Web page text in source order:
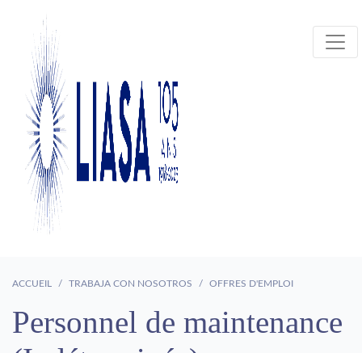
ACCUEIL TRABAJA CON NOSOTROS OFFRES D'EMPLOI
Personnel de maintenance